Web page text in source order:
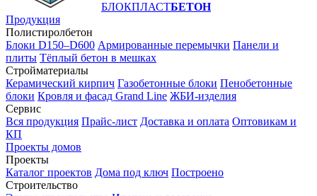
БЛОКПЛАСТБЕТОН
Продукция
Полистиролбетон
Блоки D150–D600 Армированные перемычки Панели и
плиты Тёплый бетон в мешках
Стройматериалы
Керамический кирпич Газобетонные блоки Пенобетонные
блоки Кровля и фасад Grand Line ЖБИ-изделия
Сервис
Вся продукция Прайс-лист Доставка и оплата Оптовикам и
КП
Проекты домов
Проекты
Каталог проектов Дома под ключ Построено
Строительство